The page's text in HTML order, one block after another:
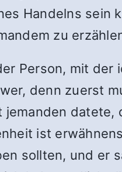
Handelns sein
zu
Person, mit der
denn zuerst
datete,
ist
sollten, und er